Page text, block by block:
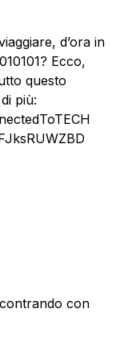
d’ora in
Ecco,
questo
più:
con